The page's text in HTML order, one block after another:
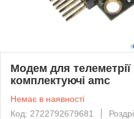
Модем для
комплектуючі amc
Немає в наявності
Код: 2722792679681